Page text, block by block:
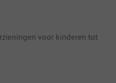
voor kinderen tot